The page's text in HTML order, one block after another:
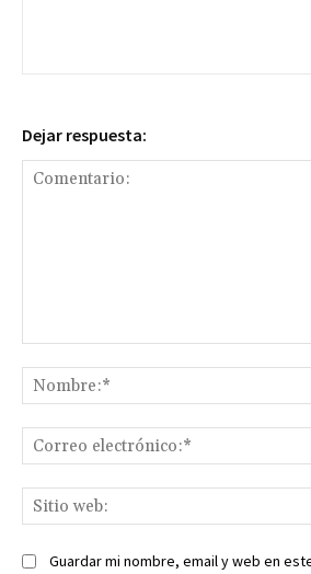
Dejar respuesta:
Guardar mi nombre, email y web en